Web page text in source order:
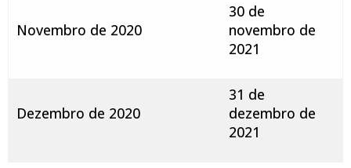
Novembro de 2020
30 de
novembro de
2021
Dezembro de 2020
31 de
dezembro de
2021